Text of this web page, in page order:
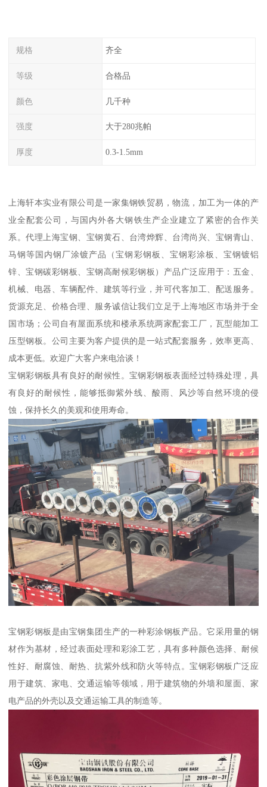
规格 齐全
等级 合格品
颜色 几千种
强度 大于280兆帕
厚度 0.3-1.5mm
上海轩本实业有限公司是一家集钢铁贸易，物流，加工为一体的产
业全配套公司，与国内外各大钢铁生产企业建立了紧密的合作关
系。代理上海宝钢、宝钢黄石、台湾烨辉、台湾尚兴、宝钢青山、
马钢等国内钢厂涂镀产品（宝钢彩钢板、宝钢彩涂板、宝钢镀铝
锌、宝钢碳彩钢板、宝钢高耐候彩钢板）产品广泛应用于：五金、
机械、电器、车辆配件、建筑等行业，并可代客加工、配送服务。
货源充足、价格合理、服务诚信让我们立足于上海地区市场并于全
国市场；公司自有屋面系统和楼承系统两家配套工厂，瓦型能加工
压型钢板。公司主要为客户提供的是一站式配套服务，效率更高、
成本更低。欢迎广大客户来电洽谈！
宝钢彩钢板具有良好的耐候性。宝钢彩钢板表面经过特殊处理，具
有良好的耐候性，能够抵御紫外线、酸雨、风沙等自然环境的侵
蚀，保持长久的美观和使用寿命。
宝钢彩钢板是由宝钢集团生产的一种彩涂钢板产品。它采用量的钢
材作为基材，经过表面处理和彩涂工艺，具有多种颜色选择、耐候
性好、耐腐蚀、耐热、抗紫外线和防火等特点。宝钢彩钢板广泛应
用于建筑、家电、交通运输等领域，用于建筑物的外墙和屋面、家
电产品的外壳以及交通运输工具的制造等。